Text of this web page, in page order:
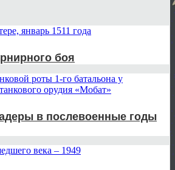
боя
в послевоенные годы